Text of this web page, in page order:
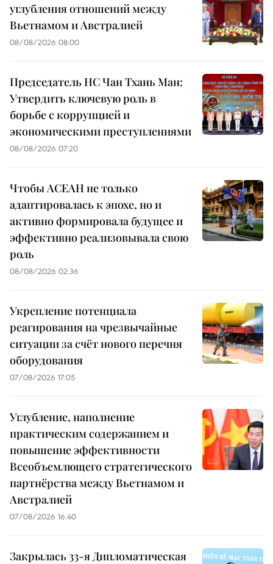
углубления отношений между
Вьетнамом и Австралией
08/08/2026 08:00
Председатель НС Чан Тхань Ман:
Утвердить ключевую роль в
борьбе с коррупцией и
экономическими преступлениями
08/08/2026 07:20
Чтобы АСЕАН не только
адаптировалась к эпохе, но и
активно формировала будущее и
эффективно реализовывала свою
роль
08/08/2026 02:36
Укрепление потенциала
реагирования на чрезвычайные
ситуации за счёт нового перечня
оборудования
07/08/2026 17:05
Углубление, наполнение
практическим содержанием и
повышение эффективности
Всеобъемлющего стратегического
партнёрства между Вьетнамом и
Австралией
07/08/2026 16:40
Закрылась 33-я Дипломатическая